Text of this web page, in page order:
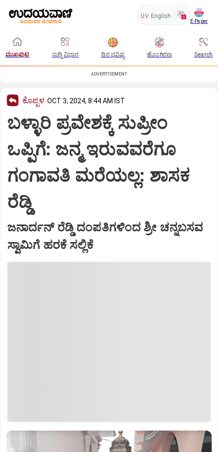
UV English
E-Paper
ಮುಖಪುಟ ಸುದ್ದಿ ವಿಭಾಗ ದಿನ ಭವಿಷ್ಯ ಹೊಂಗಿರಣ Search
ADVERTISEMENT
ಕೊಪ್ಪಳ OCT 3, 2024, 8:44 AM IST
ಬಳ್ಳಾರಿ ಪ್ರವೇಶಕ್ಕೆ ಸುಪ್ರೀಂ
ಒಪ್ಪಿಗೆ: ಜನ್ಮ ಇರುವವರೆಗೂ
ಗಂಗಾವತಿ ಮರೆಯಲ್ಲ: ಶಾಸಕ
ರೆಡ್ಡಿ
ಜನಾರ್ದನ್ ರೆಡ್ಡಿ ದಂಪತಿಗಳಿಂದ ಶ್ರೀ ಚನ್ನಬಸವ
ಸ್ವಾಮಿಗೆ ಹರಕೆ ಸಲ್ಲಿಕೆ